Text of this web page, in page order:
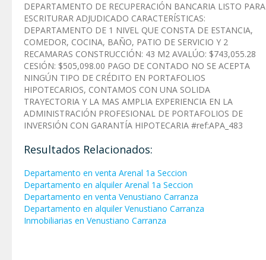
DEPARTAMENTO DE RECUPERACIÓN BANCARIA LISTO PARA
ESCRITURAR ADJUDICADO CARACTERÍSTICAS:
DEPARTAMENTO DE 1 NIVEL QUE CONSTA DE ESTANCIA,
COMEDOR, COCINA, BAÑO, PATIO DE SERVICIO Y 2
RECAMARAS CONSTRUCCIÓN: 43 M2 AVALÚO: $743,055.28
CESIÓN: $505,098.00 PAGO DE CONTADO NO SE ACEPTA
NINGÚN TIPO DE CRÉDITO EN PORTAFOLIOS
HIPOTECARIOS, CONTAMOS CON UNA SOLIDA
TRAYECTORIA Y LA MAS AMPLIA EXPERIENCIA EN LA
ADMINISTRACIÓN PROFESIONAL DE PORTAFOLIOS DE
INVERSIÓN CON GARANTÍA HIPOTECARIA #ref:APA_483
Resultados Relacionados:
Departamento en venta Arenal 1a Seccion
Departamento en alquiler Arenal 1a Seccion
Departamento en venta Venustiano Carranza
Departamento en alquiler Venustiano Carranza
Inmobiliarias en Venustiano Carranza